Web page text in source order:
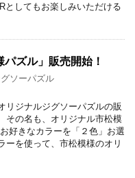
としてもお楽しみいただける
ズル」販売開始！
ソーパズル
リジナルジグソーパズルの販
の名も、オリジナル市松模
好きなカラーを「２色」お選
ーを使って、市松模様のオリ